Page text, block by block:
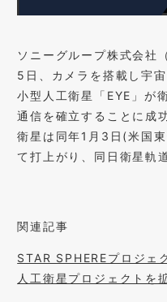
ソニーグループ株式会社
5日、カメラを搭載し宇
小型人工衛星「EYE」が
通信を確立することに成
衛星は同年1月3日(米国
て打上がり、同日衛星軌
関連記事
STAR SPHEREプロジェ
人工衛星プロジェクトを